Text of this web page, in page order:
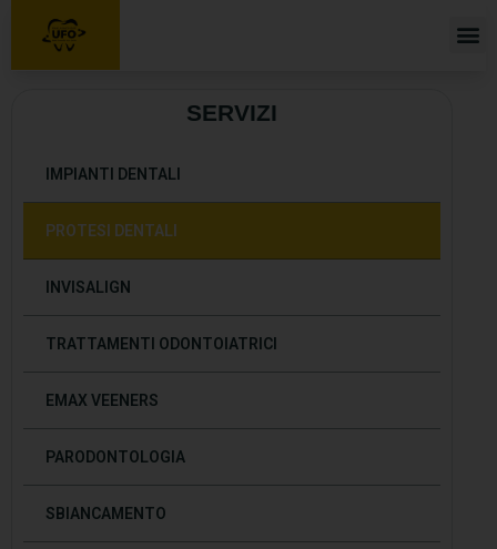
Turismo Dentale
Il nostro staff
SERVIZI
IMPIANTI DENTALI
PROTESI DENTALI
INVISALIGN
TRATTAMENTI ODONTOIATRICI
EMAX VEENERS
PARODONTOLOGIA
SBIANCAMENTO